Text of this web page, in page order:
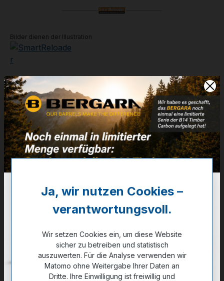
Bilder dienen der Illustration
Munitionsbox #9 - 36
Patr.
für .30-06 Sprgf.
Artikelnummer:VBSR617
✔ Auf LagerJa, wir nutzen Cookies –
verantwortungsvoll.
Wir setzen Cookies ein, um diese Website
sicher zu betreiben und statistisch
auszuwerten. Für die Analyse verwenden wir
Matomo ohne Weitergabe Ihrer Daten an
Dritte. Ihre Einwilligung ist freiwillig und